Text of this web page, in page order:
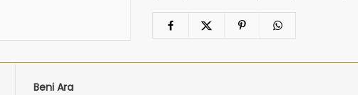
Beni Ara